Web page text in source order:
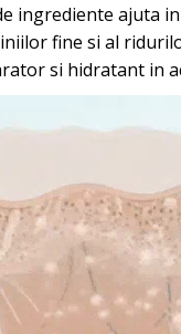
ingrediente ajuta
fine si al
si hidratant in